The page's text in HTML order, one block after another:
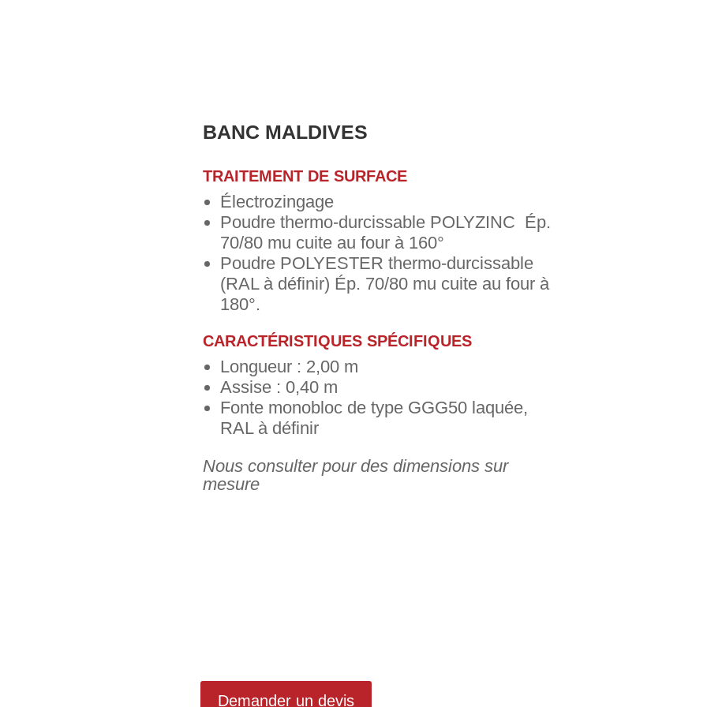
BANC MALDIVES
TRAITEMENT DE SURFACE
Électrozingage
Poudre thermo-durcissable POLYZINC Ép.
70/80 mu cuite au four à 160°
Poudre POLYESTER thermo-durcissable
(RAL à définir) Ép. 70/80 mu cuite au four à
180°.
CARACTÉRISTIQUES SPÉCIFIQUES
Longueur : 2,00 m
Assise : 0,40 m
Fonte monobloc de type GGG50 laquée,
RAL à définir
Nous consulter pour des dimensions sur
mesure
Demander un devis